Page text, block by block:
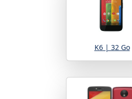
K6 | 32 Go